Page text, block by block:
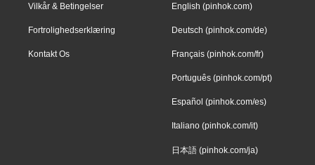
Vilkår & Betingelser
Fortrolighedserklæring
Kontakt Os
English (pinhok.com)
Deutsch (pinhok.com/de)
Français (pinhok.com/fr)
Português (pinhok.com/pt)
Español (pinhok.com/es)
Italiano (pinhok.com/it)
日本語 (pinhok.com/ja)